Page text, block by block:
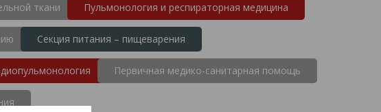
ткани Пульмонология и респираторная медицина
Секция питания – пищеварения
Первичная медико-санитарная помощь